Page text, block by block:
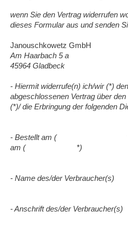
wenn Sie den Vertrag widerrufen
dieses Formular aus und senden
Janouschkowetz GmbH
Am Haarbach 5 a
45964 Gladbeck
- Hiermit widerrufe(n) ich/wir (*)
abgeschlossenen Vertrag über
(*)/ die Erbringung der folgenden
- Bestellt am
am ( *)
- Name des/der Verbraucher(s)
- Anschrift des/der Verbraucher(s)